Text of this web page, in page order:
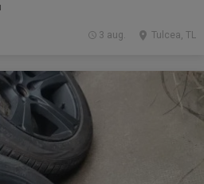
Tulcea, TL
3 aug.